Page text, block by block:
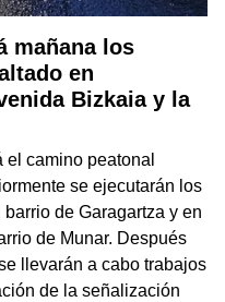
mañana los
en
Bizkaia y la
el camino peatonal
se ejecutarán los
de Garagartza y en
de Munar. Después
llevarán a cabo trabajos
de la señalización